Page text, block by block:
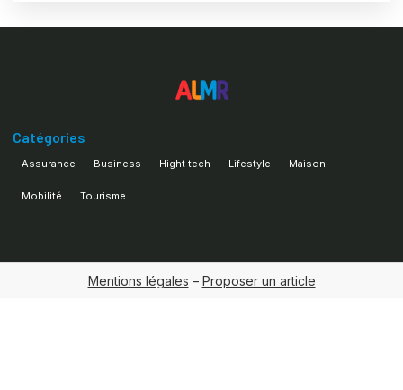
Catégories
Assurance Business Hight tech Lifestyle Maison
Mobilité Tourisme
Mentions légales – Proposer un article